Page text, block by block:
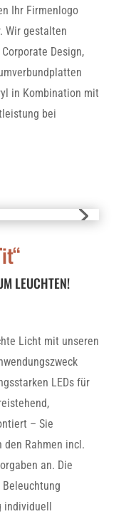
Ihr Firmenlogo
Wir gestalten
Design,
in Kombination mit
bei
it“
LEUCHTEN!
Licht mit unseren
LEDs für
– Sie
den Rahmen incl.
an. Die
individuell